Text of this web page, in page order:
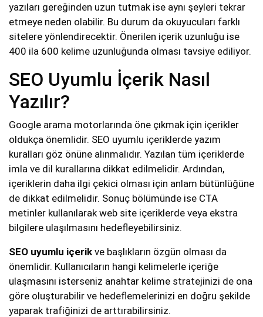
yazıları gereğinden uzun tutmak ise aynı şeyleri tekrar
etmeye neden olabilir. Bu durum da okuyucuları farklı
sitelere yönlendirecektir. Önerilen içerik uzunluğu ise
400 ila 600 kelime uzunluğunda olması tavsiye ediliyor.
SEO Uyumlu İçerik Nasıl
Yazılır?
Google arama motorlarında öne çıkmak için içerikler
oldukça önemlidir. SEO uyumlu içeriklerde yazım
kuralları göz önüne alınmalıdır. Yazılan tüm içeriklerde
imla ve dil kurallarına dikkat edilmelidir. Ardından,
içeriklerin daha ilgi çekici olması için anlam bütünlüğüne
de dikkat edilmelidir. Sonuç bölümünde ise CTA
metinler kullanılarak web site içeriklerde veya ekstra
bilgilere ulaşılmasını hedefleyebilirsiniz.
SEO uyumlu içerik ve başlıkların özgün olması da
önemlidir. Kullanıcıların hangi kelimelerle içeriğe
ulaşmasını isterseniz anahtar kelime stratejinizi de ona
göre oluşturabilir ve hedeflemelerinizi en doğru şekilde
yaparak trafiğinizi de arttırabilirsiniz.